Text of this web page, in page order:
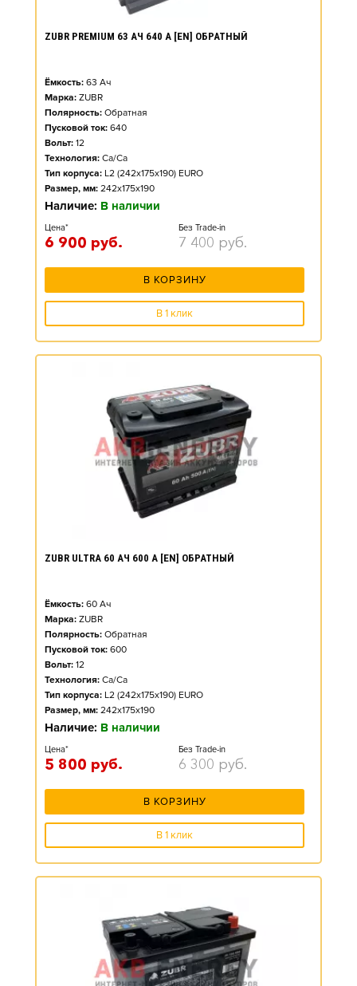
ZUBR PREMIUM 63 АЧ 640 А [EN] ОБРАТНЫЙ
Ёмкость: 63 Ач
Марка: ZUBR
Полярность: Обратная
Пусковой ток: 640
Вольт: 12
Технология: Ca/Ca
Тип корпуса: L2 (242x175x190) EURO
Размер, мм: 242x175x190
Наличие: В наличии
Цена*
6 900 руб.
Без Trade-in
7 400 руб.
В КОРЗИНУ
В 1 клик
ZUBR ULTRA 60 АЧ 600 А [EN] ОБРАТНЫЙ
Ёмкость: 60 Ач
Марка: ZUBR
Полярность: Обратная
Пусковой ток: 600
Вольт: 12
Технология: Ca/Ca
Тип корпуса: L2 (242x175x190) EURO
Размер, мм: 242x175x190
Наличие: В наличии
Цена*
5 800 руб.
Без Trade-in
6 300 руб.
В КОРЗИНУ
В 1 клик